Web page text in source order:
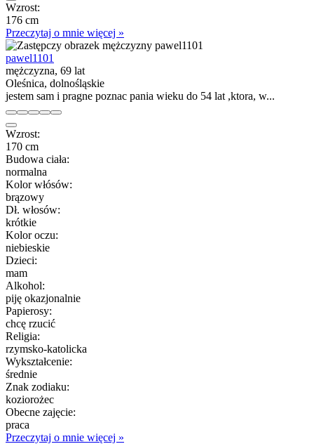
Wzrost:
176 cm
Przeczytaj o mnie więcej »
pawel1101
mężczyzna, 69 lat
Oleśnica, dolnośląskie
jestem sam i pragne poznac pania wieku do 54 lat ,ktora, w...
Wzrost:
170 cm
Budowa ciała:
normalna
Kolor włósów:
brązowy
Dł. włosów:
krótkie
Kolor oczu:
niebieskie
Dzieci:
mam
Alkohol:
piję okazjonalnie
Papierosy:
chcę rzucić
Religia:
rzymsko-katolicka
Wykształcenie:
średnie
Znak zodiaku:
koziorożec
Obecne zajęcie:
praca
Przeczytaj o mnie więcej »